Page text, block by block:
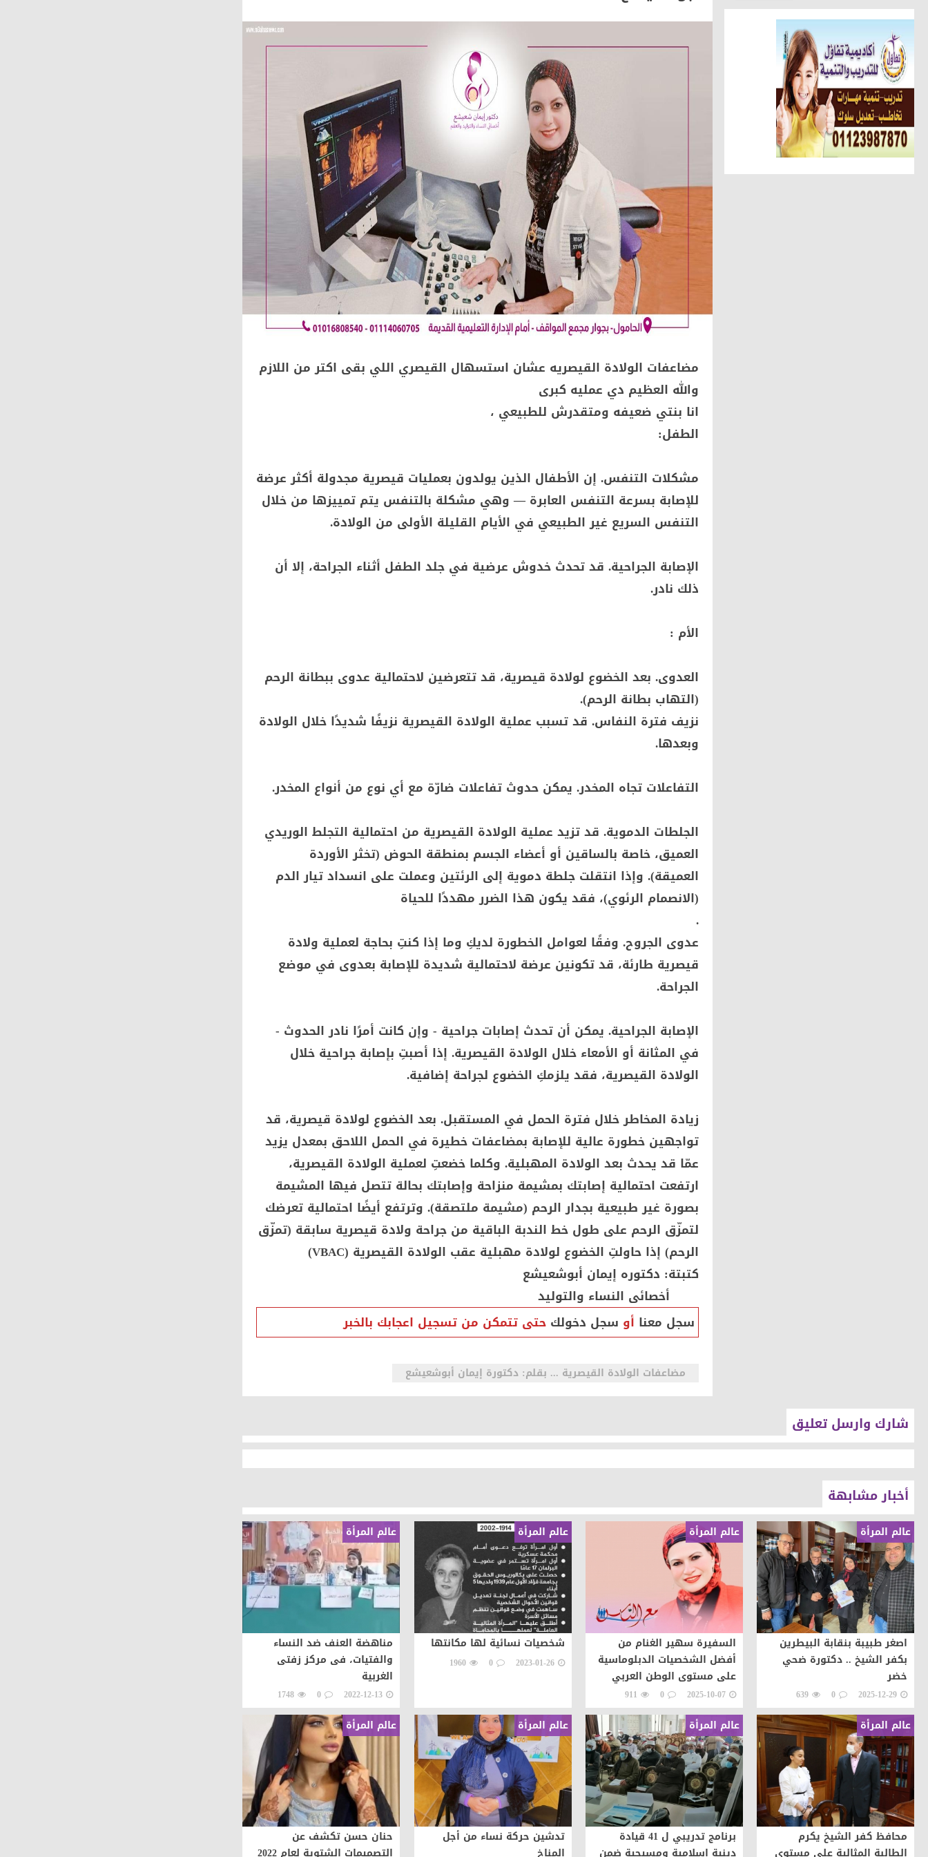
تهنئة الجريدة للاستاذ عبد السلام بلتاجي بمناسبة زفاف كريمته سلمي
أهم الأخبار
الوحدة المحلية بالحامول تستعين بسيارات طوارئ المياه لتلبية احتياجات مواطني المجاز
حوادث وقضايا
ضبط عاطل وسيدة أثناء تعاطيهما المخدرات بالإسكندرية
مقالات وكتّاب
عطوة الزقم يكتب.. عبدالهادى حجازى الرجل الذى آمن بإن النجاح الحقيقى هو الذى ينعكس على المجتمع
مقالات وكتّاب
شافيه ابو سمرة تكتب: فى حفل الزفاف ذكريات من زمن فات
شحاتة يهنئ عبد الحميد لنجاح نجله فى الثانوية العامة
مضاعفات الولادة القيصريه عشان استسهال القيصري اللي بقى اكتر من اللازم
والله العظيم دي عمليه كبرى
انا بنتي ضعيفه ومتقدرش للطبيعي ،
الطفل:
مشكلات التنفس. إن الأطفال الذين يولدون بعمليات قيصرية مجدولة أكثر عرضة
للإصابة بسرعة التنفس العابرة — وهي مشكلة بالتنفس يتم تمييزها من خلال
التنفس السريع غير الطبيعي في الأيام القليلة الأولى من الولادة.
الإصابة الجراحية. قد تحدث خدوش عرضية في جلد الطفل أثناء الجراحة، إلا أن
ذلك نادر.
الأم :
العدوى. بعد الخضوع لولادة قيصرية، قد تتعرضين لاحتمالية عدوى ببطانة الرحم
(التهاب بطانة الرحم).
نزيف فترة النفاس. قد تسبب عملية الولادة القيصرية نزيفًا شديدًا خلال الولادة
وبعدها.
التفاعلات تجاه المخدر. يمكن حدوث تفاعلات ضارّة مع أي نوع من أنواع المخدر.
الجلطات الدموية. قد تزيد عملية الولادة القيصرية من احتمالية التجلط الوريدي
العميق، خاصة بالساقين أو أعضاء الجسم بمنطقة الحوض (تخثر الأوردة
العميقة). وإذا انتقلت جلطة دموية إلى الرئتين وعملت على انسداد تيار الدم
(الانصمام الرئوي)، فقد يكون هذا الضرر مهددًا للحياة
.
عدوى الجروح. وفقًا لعوامل الخطورة لديكِ وما إذا كنتِ بحاجة لعملية ولادة
قيصرية طارئة، قد تكونين عرضة لاحتمالية شديدة للإصابة بعدوى في موضع
الجراحة.
الإصابة الجراحية. يمكن أن تحدث إصابات جراحية - وإن كانت أمرًا نادر الحدوث -
في المثانة أو الأمعاء خلال الولادة القيصرية. إذا أصبتِ بإصابة جراحية خلال
الولادة القيصرية، فقد يلزمكِ الخضوع لجراحة إضافية.
زيادة المخاطر خلال فترة الحمل في المستقبل. بعد الخضوع لولادة قيصرية، قد
تواجهين خطورة عالية للإصابة بمضاعفات خطيرة في الحمل اللاحق بمعدل يزيد
عمّا قد يحدث بعد الولادة المهبلية. وكلما خضعتِ لعملية الولادة القيصرية،
ارتفعت احتمالية إصابتك بمشيمة منزاحة وإصابتك بحالة تتصل فيها المشيمة
بصورة غير طبيعية بجدار الرحم (مشيمة ملتصقة). وترتفع أيضًا احتمالية تعرضك
لتمزّق الرحم على طول خط الندبة الباقية من جراحة ولادة قيصرية سابقة (تمزّق
الرحم) إذا حاولتِ الخضوع لولادة مهبلية عقب الولادة القيصرية (VBAC)
كتبتة: دكتوره إيمان أبوشعيشع
أخصائى النساء والتوليد
سجل معنا أو سجل دخولك حتى تتمكن من تسجيل اعجابك بالخبر
مضاعفات الولادة القيصرية ... بقلم: دكتورة إيمان أبوشعيشع
شارك وارسل تعليق
أخبار مشابهة
عالم المرأة
اصغر طبيبة بنقابة البيطرين
بكفر الشيخ .. دكتورة ضحي
خضر
2025-12-29
0
639
عالم المرأة
السفيرة سهير الغنام من
أفضل الشخصيات الدبلوماسية
على مستوى الوطن العربي
لعام 20252025-10-07
0
911
عالم المرأة
شخصيات نسائية لها مكانتها
2023-01-26
0
1960
عالم المرأة
مناهضة العنف ضد النساء
والفتيات، فى مركز زفتى
الغربية
2022-12-13
0
1748
عالم المرأة
محافظ كفر الشيخ يكرم
الطالبة المثالية على مستوى
عالم المرأة
برنامج تدريبي ل 41 قيادة
دينية إسلامية ومسيحية ضمن
عالم المرأة
تدشين حركة نساء من أجل
المناخ
عالم المرأة
حنان حسن تكشف عن
التصميمات الشتوية لعام 2022